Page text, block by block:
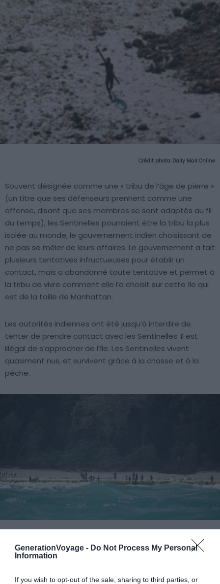
GenerationVoyage - Do Not Process My Personal
Information
If you wish to opt-out of the sale, sharing to third parties, or
Crédit photo: Daily Mail Online
Souvent désignée comme une « tribu de l’âge de pierre »
(un titre que ses défenseurs prennent comme une
offense, disant que ses membres se sont adaptés au fil
du temps), les Sentinelles pourraient être la tribu la plus
isolée au monde, le gouvernement indien choisissant de
ne pas se mêler de leurs affaires. Le gouvernement a fait
plusieurs tentatives infructueuses pour établir un
contact, mais a abandonné toute tentative et permet à
la tribu de vivre comment elle l’a choisit sur cette île qui
est de la taille de Manhattan.
Les autorités indiennes ont été jusqu’à interdire de
tenter de prendre contact avec les Sentinelles. Il est
illégal de s’approcher de l’île. Les Sentinelles vivent
quasiment nus, et survivent grâce à la chasse et à la
pêche.
Dans un article publié en 1993 dans